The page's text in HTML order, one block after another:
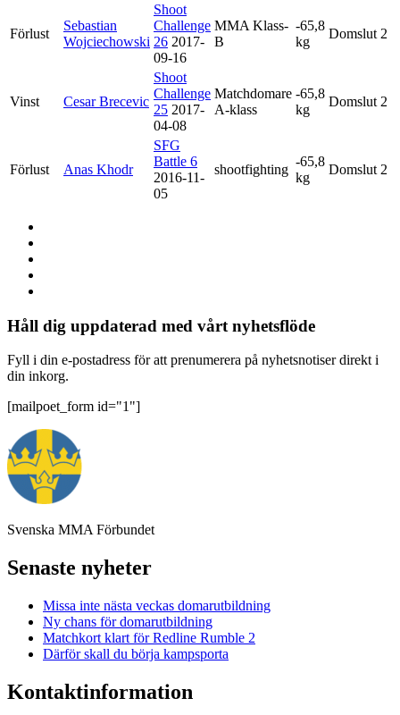
Förlust
Sebastian
Wojciechowski
Shoot
Challenge
26 2017-
09-16
MMA Klass-
B
-65,8
kg
Domslut 2
Vinst Cesar Brecevic
Shoot
Challenge
25 2017-
04-08
Matchdomare
A-klass
-65,8
kg
Domslut 2
Förlust Anas Khodr
SFG
Battle 6
2016-11-
05
shootfighting
-65,8
kg
Domslut 2
Håll dig uppdaterad med vårt nyhetsflöde
Fyll i din e-postadress för att prenumerera på nyhetsnotiser direkt i
din inkorg.
[mailpoet_form id="1"]
Svenska MMA Förbundet
Senaste nyheter
Missa inte nästa veckas domarutbildning
Ny chans för domarutbildning
Matchkort klart för Redline Rumble 2
Därför skall du börja kampsporta
Kontaktinformation